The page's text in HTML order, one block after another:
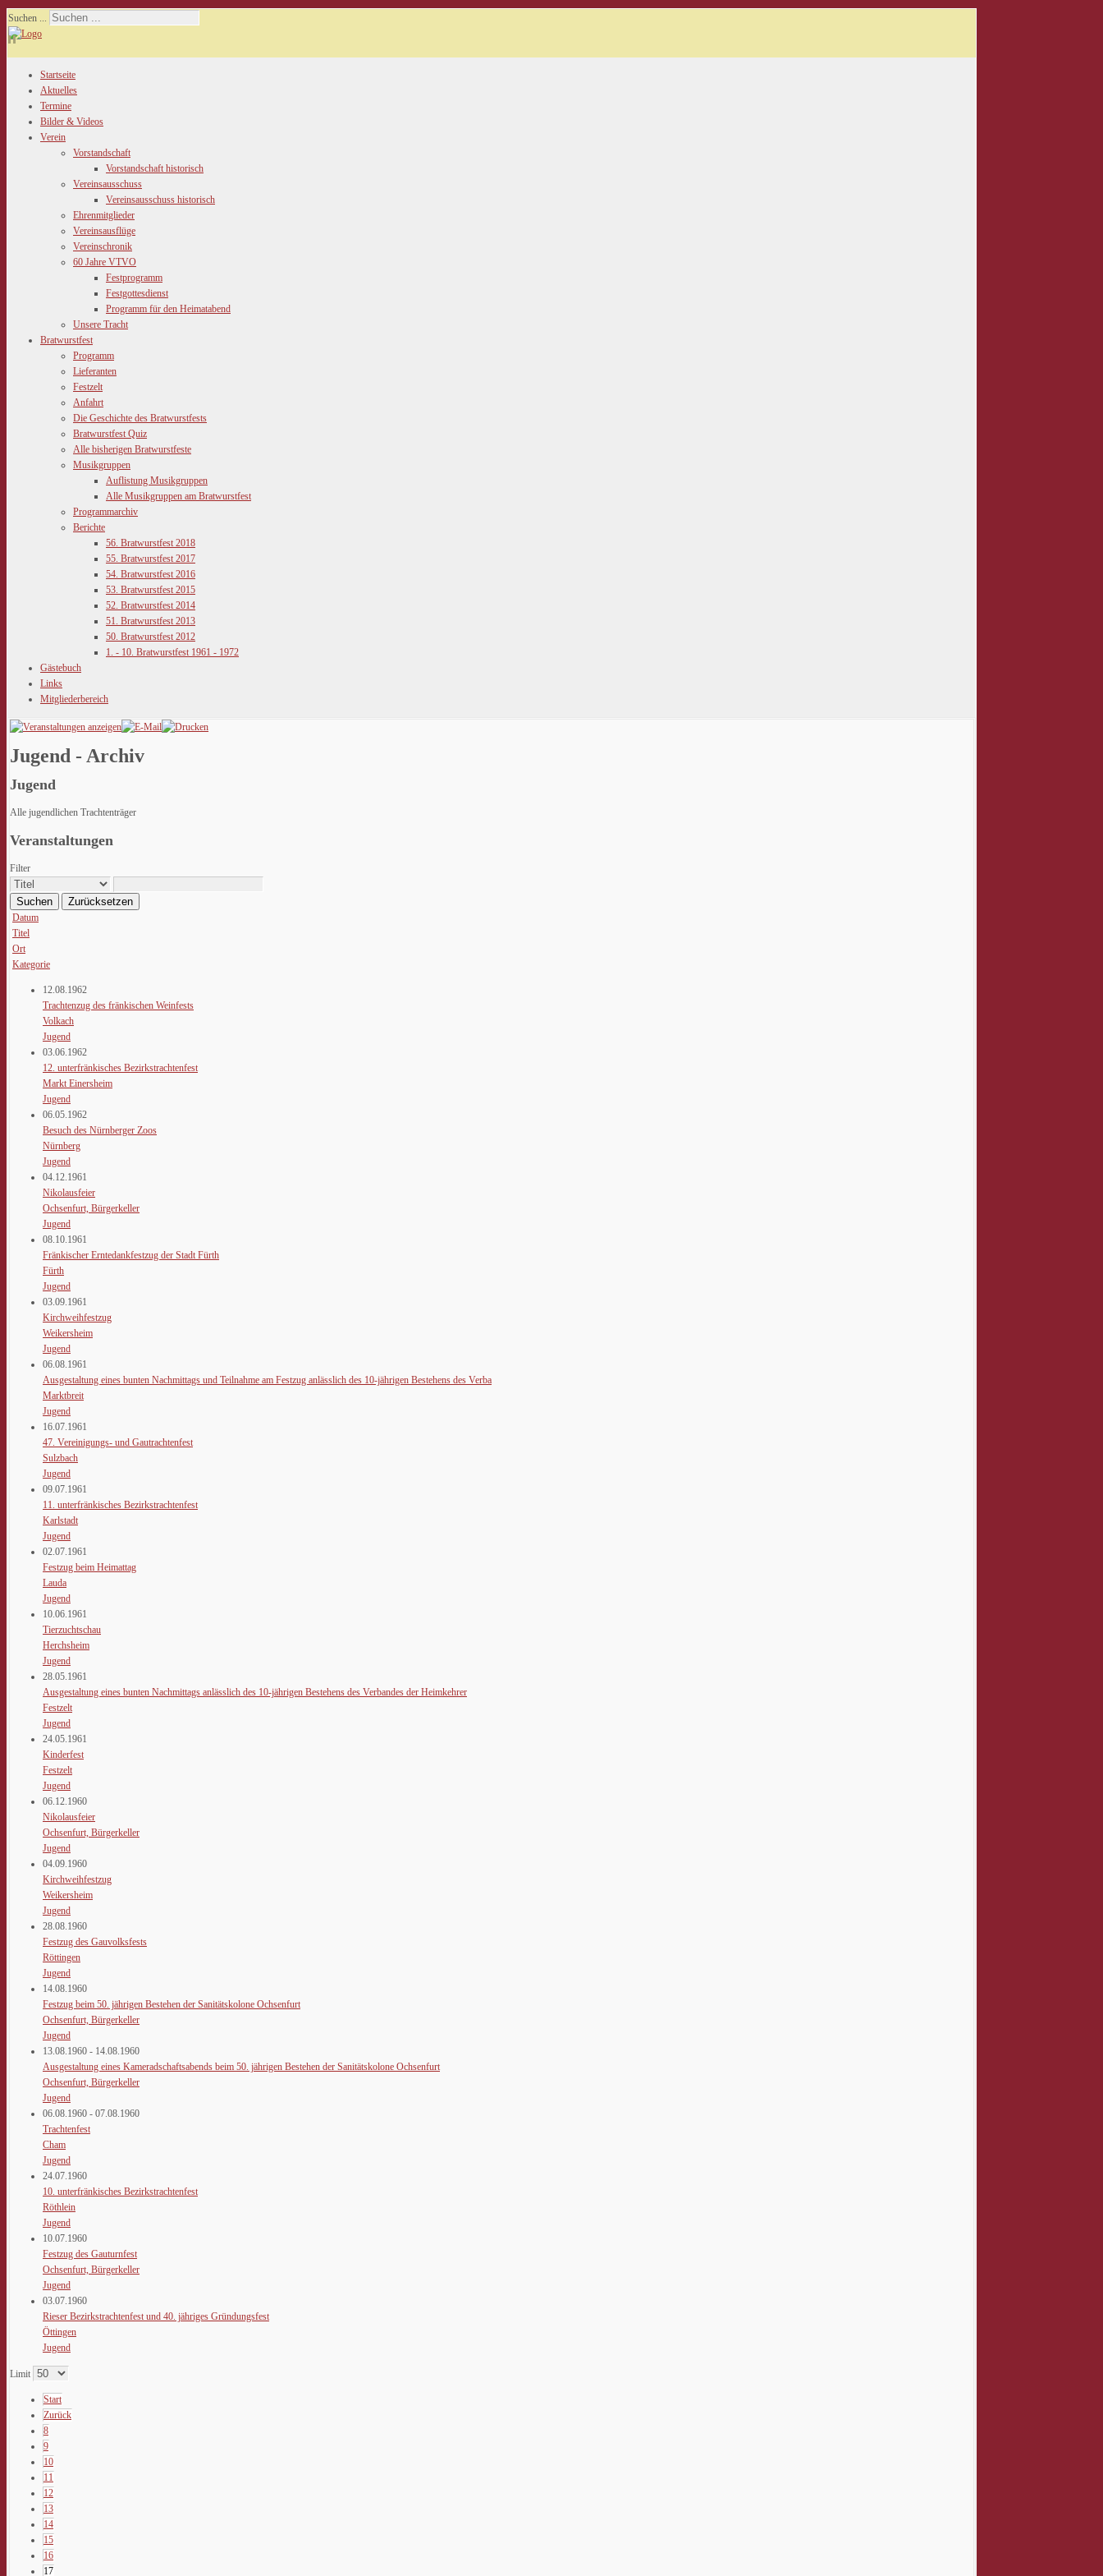
Suchen ...
Startseite
Aktuelles
Termine
Bilder & Videos
Verein
Vorstandschaft
Vorstandschaft historisch
Vereinsausschuss
Vereinsausschuss historisch
Ehrenmitglieder
Vereinsausflüge
Vereinschronik
60 Jahre VTVO
Festprogramm
Festgottesdienst
Programm für den Heimatabend
Unsere Tracht
Bratwurstfest
Programm
Lieferanten
Festzelt
Anfahrt
Die Geschichte des Bratwurstfests
Bratwurstfest Quiz
Alle bisherigen Bratwurstfeste
Musikgruppen
Auflistung Musikgruppen
Alle Musikgruppen am Bratwurstfest
Programmarchiv
Berichte
56. Bratwurstfest 2018
55. Bratwurstfest 2017
54. Bratwurstfest 2016
53. Bratwurstfest 2015
52. Bratwurstfest 2014
51. Bratwurstfest 2013
50. Bratwurstfest 2012
1. - 10. Bratwurstfest 1961 - 1972
Gästebuch
Links
Mitgliederbereich
Jugend - Archiv
Jugend
Alle jugendlichen Trachtenträger
Veranstaltungen
Filter
Suchen Zurücksetzen
Datum
Titel
Ort
Kategorie
12.08.1962
Trachtenzug des fränkischen Weinfests
Volkach
Jugend
03.06.1962
12. unterfränkisches Bezirkstrachtenfest
Markt Einersheim
Jugend
06.05.1962
Besuch des Nürnberger Zoos
Nürnberg
Jugend
04.12.1961
Nikolausfeier
Ochsenfurt, Bürgerkeller
Jugend
08.10.1961
Fränkischer Erntedankfestzug der Stadt Fürth
Fürth
Jugend
03.09.1961
Kirchweihfestzug
Weikersheim
Jugend
06.08.1961
Ausgestaltung eines bunten Nachmittags und Teilnahme am Festzug anlässlich des 10-jährigen Bestehens des Verba
Marktbreit
Jugend
16.07.1961
47. Vereinigungs- und Gautrachtenfest
Sulzbach
Jugend
09.07.1961
11. unterfränkisches Bezirkstrachtenfest
Karlstadt
Jugend
02.07.1961
Festzug beim Heimattag
Lauda
Jugend
10.06.1961
Tierzuchtschau
Herchsheim
Jugend
28.05.1961
Ausgestaltung eines bunten Nachmittags anlässlich des 10-jährigen Bestehens des Verbandes der Heimkehrer
Festzelt
Jugend
24.05.1961
Kinderfest
Festzelt
Jugend
06.12.1960
Nikolausfeier
Ochsenfurt, Bürgerkeller
Jugend
04.09.1960
Kirchweihfestzug
Weikersheim
Jugend
28.08.1960
Festzug des Gauvolksfests
Röttingen
Jugend
14.08.1960
Festzug beim 50. jährigen Bestehen der Sanitätskolone Ochsenfurt
Ochsenfurt, Bürgerkeller
Jugend
13.08.1960 - 14.08.1960
Ausgestaltung eines Kameradschaftsabends beim 50. jährigen Bestehen der Sanitätskolone Ochsenfurt
Ochsenfurt, Bürgerkeller
Jugend
06.08.1960 - 07.08.1960
Trachtenfest
Cham
Jugend
24.07.1960
10. unterfränkisches Bezirkstrachtenfest
Röthlein
Jugend
10.07.1960
Festzug des Gauturnfest
Ochsenfurt, Bürgerkeller
Jugend
03.07.1960
Rieser Bezirkstrachtenfest und 40. jähriges Gründungsfest
Öttingen
Jugend
Limit
Start
Zurück
8
9
10
11
12
13
14
15
16
17